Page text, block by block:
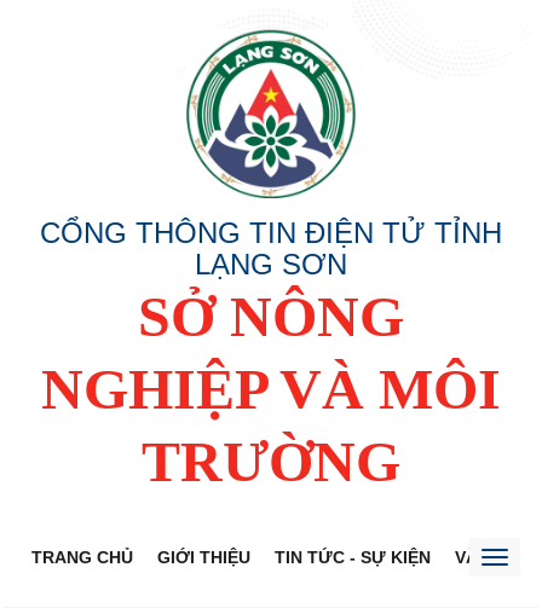
CỔNG THÔNG TIN ĐIỆN TỬ TỈNH
LẠNG SƠN
SỞ NÔNG
NGHIỆP VÀ MÔI
TRƯỜNG
TRANG CHỦ GIỚI THIỆU TIN TỨC - SỰ KIỆN VĂN BẢN